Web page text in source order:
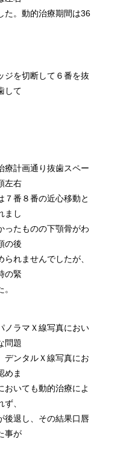
た。動的治療期間は36
ジを切断して６番を抜
して
療計画通り抜歯スペー
左右
７番８番の近心移動と
まし
ったものの下顎骨がわ
の後
れませんでしたが、
の緊
ノラマＸ線写真におい
問題
デンタルＸ線写真にお
めま
おいても動的治療によ
、
後退し、その結果口唇
事が